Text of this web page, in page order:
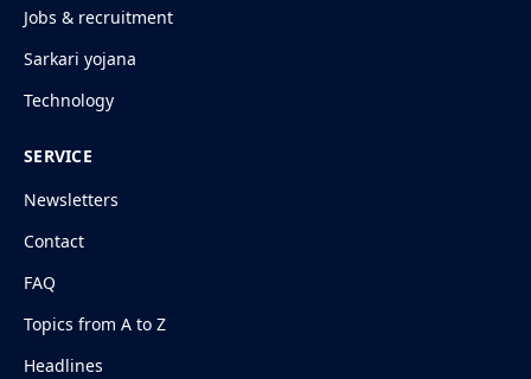
Jobs & recruitment
Sarkari yojana
Technology
SERVICE
Newsletters
Contact
FAQ
Topics from A to Z
Headlines